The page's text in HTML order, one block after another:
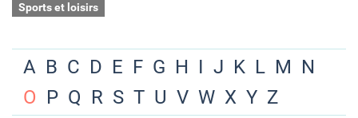
Sports et loisirs
A B C D E F G H I J K L M N
O P Q R S T U V W X Y Z